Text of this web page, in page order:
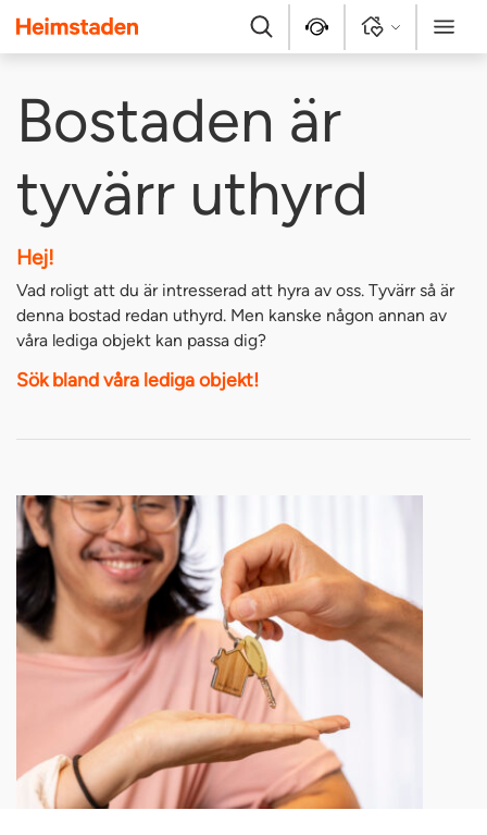
Heimstaden
Sök Kontakt Logga in Meny
Bostaden är
tyvärr uthyrd
Hej!
Vad roligt att du är intresserad att hyra av oss. Tyvärr så är
denna bostad redan uthyrd. Men kanske någon annan av
våra lediga objekt kan passa dig?
Sök bland våra lediga objekt!